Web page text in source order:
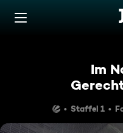
Zum Inhalt springen
Im
Staffel 1